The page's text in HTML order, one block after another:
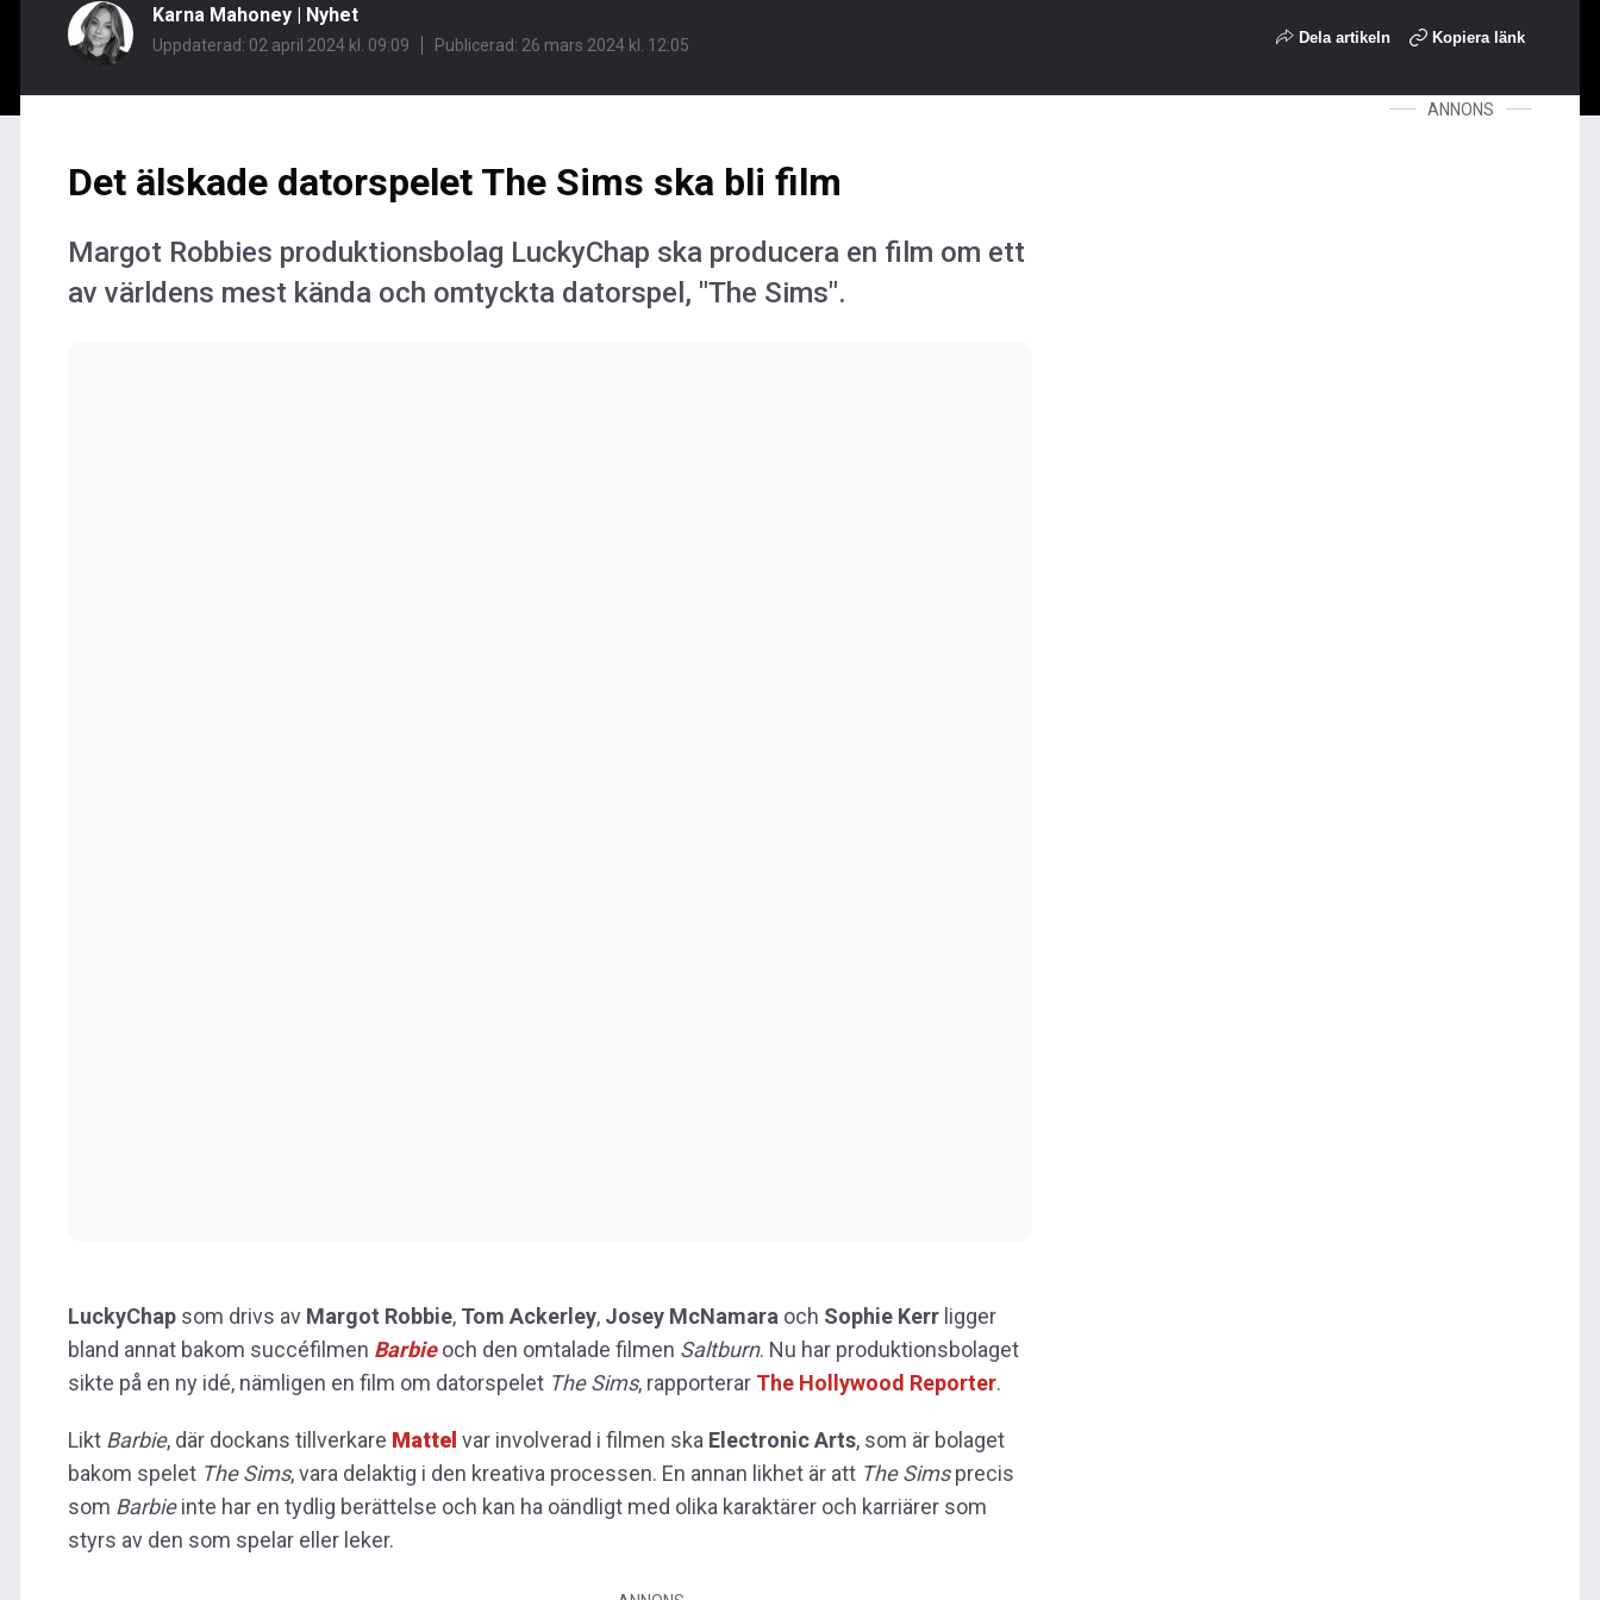
Karna Mahoney | Nyhet
Uppdaterad: 02 april 2024 kl. 09:09 Publicerad: 26 mars 2024 kl. 12:05 Dela artikeln Kopiera länk
Det älskade datorspelet The Sims ska bli film
Margot Robbies produktionsbolag LuckyChap ska producera en film om ett
av världens mest kända och omtyckta datorspel, "The Sims".
LuckyChap som drivs av Margot Robbie, Tom Ackerley, Josey McNamara och Sophie Kerr ligger
bland annat bakom succéfilmen Barbieoch den omtalade filmen Saltburn. Nu har produktionsbolaget
sikte på en ny idé, nämligen en film om datorspelet The Sims, rapporterar The Hollywood Reporter.
Likt Barbie, där dockans tillverkare Mattel var involverad i filmen ska Electronic Arts, som är bolaget
bakom spelet The Sims, vara delaktig i den kreativa processen. En annan likhet är att The Simsprecis
som Barbieinte har en tydlig berättelse och kan ha oändligt med olika karaktärer och karriärer som
styrs av den som spelar eller leker.
ANNONS